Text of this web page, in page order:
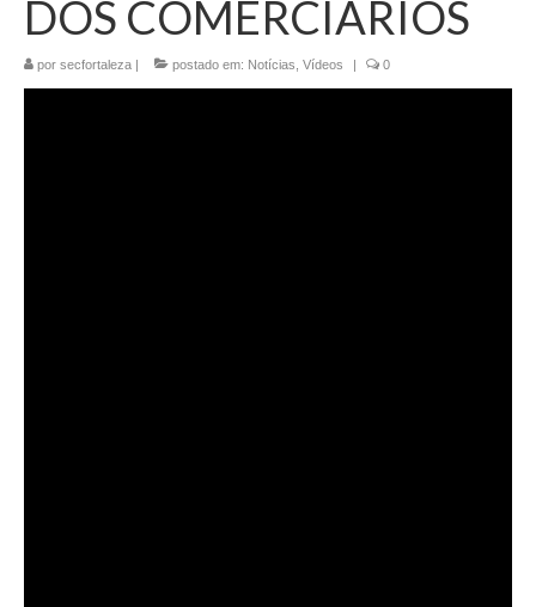
DOS COMERCIÁRIOS
por secfortaleza | postado em: Notícias Vídeos | 0